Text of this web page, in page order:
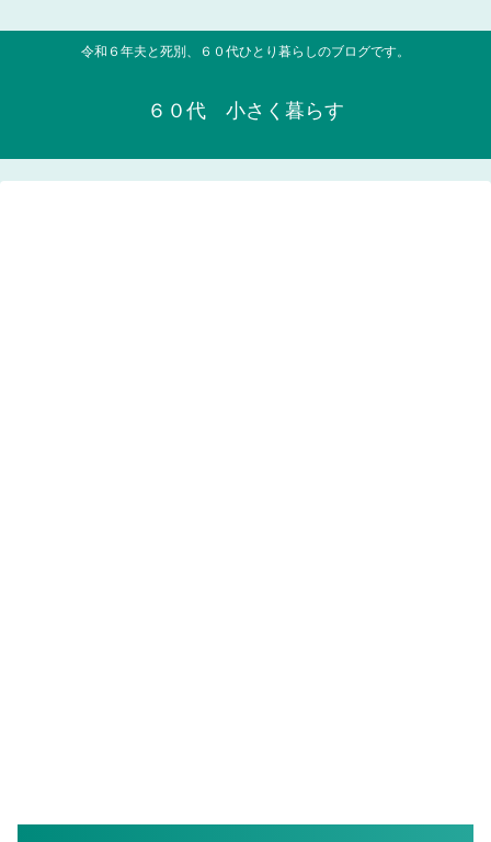
令和６年夫と死別、６０代ひとり暮らしのブログです。
６０代 小さく暮らす